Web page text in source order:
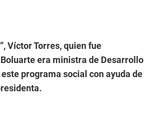
Víctor Torres, quien fue
era ministra de Desarrollo
programa social con ayuda de